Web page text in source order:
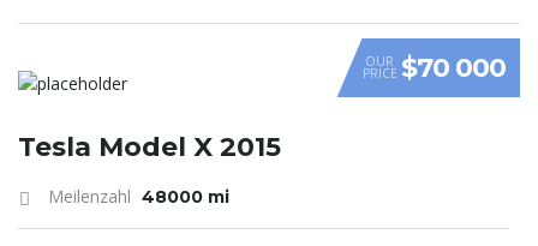
OUR
PRICE $70 000
Tesla Model X 2015
Meilenzahl 48000 mi